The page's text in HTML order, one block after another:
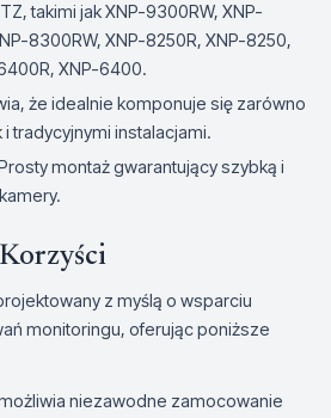
takimi jak XNP-9300RW, XNP-
8300RW, XNP-8250R, XNP-8250,
XNP-6400.
że idealnie komponuje się zarówno
tradycyjnymi instalacjami.
montaż gwarantujący szybką i
z myślą o wsparciu
monitoringu, oferując poniższe
niezawodne zamocowanie